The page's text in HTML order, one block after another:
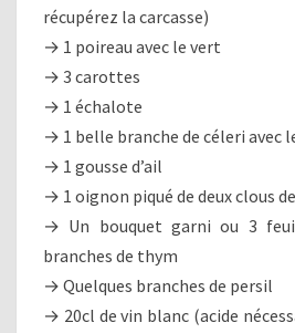
récupérez la carcasse)
→ 1 poireau avec le vert
→ 3 carottes
→ 1 échalote
→ 1 belle branche de céleri avec
→ 1 gousse d’ail
→ 1 oignon piqué de deux clous
→ Un bouquet garni ou 3
branches de thym
→ Quelques branches de persil
→ 20cl de vin blanc (acide